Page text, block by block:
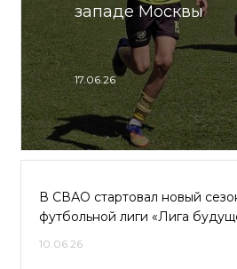
западе Москвы
17.06.26
В СВАО стартовал новый
футбольной лиги «Лига
10.06.26